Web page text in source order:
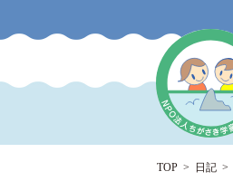
TOP > 日記 >